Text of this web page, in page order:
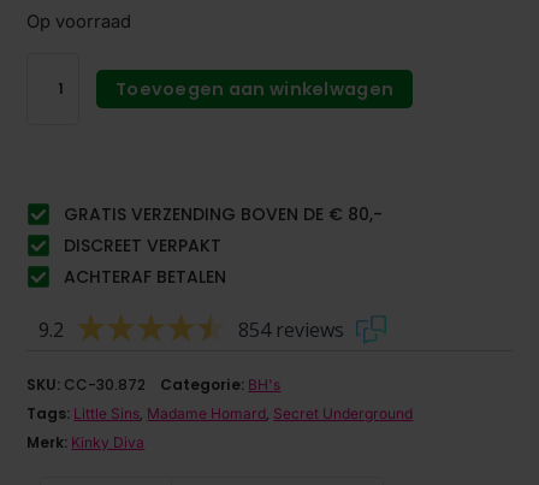
Op voorraad
Toevoegen aan winkelwagen
GRATIS VERZENDING BOVEN DE € 80,-
DISCREET VERPAKT
ACHTERAF BETALEN
9.2 854 reviews
SKU: CC-30.872 Categorie: BH's
Tags: Little Sins, Madame Homard, Secret Underground
Merk: Kinky Diva